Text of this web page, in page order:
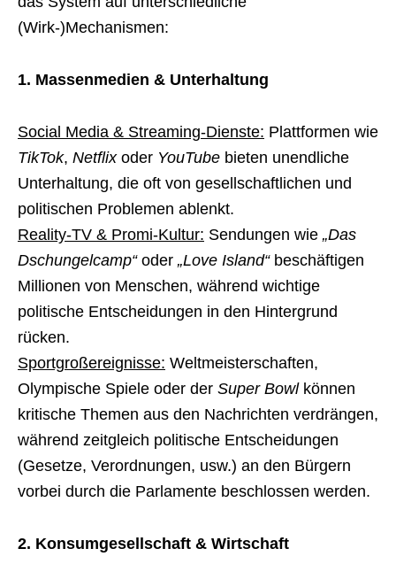
(Wirk-)Mechanismen:
1. Massenmedien & Unterhaltung
Social Media & Streaming-Dienste: Plattformen wie
TikTok, Netflixoder YouTube bieten unendliche
Unterhaltung, die oft von gesellschaftlichen und
politischen Problemen ablenkt.
Reality-TV & Promi-Kultur: Sendungen wie „Das
Dschungelcamp“oder „Love Island“beschäftigen
Millionen von Menschen, während wichtige
politische Entscheidungen in den Hintergrund
rücken.
Sportgroßereignisse: Weltmeisterschaften,
Olympische Spiele oder der Super Bowlkönnen
kritische Themen aus den Nachrichten verdrängen,
während zeitgleich politische Entscheidungen
(Gesetze, Verordnungen, usw.) an den Bürgern
vorbei durch die Parlamente beschlossen werden.
2. Konsumgesellschaft & Wirtschaft